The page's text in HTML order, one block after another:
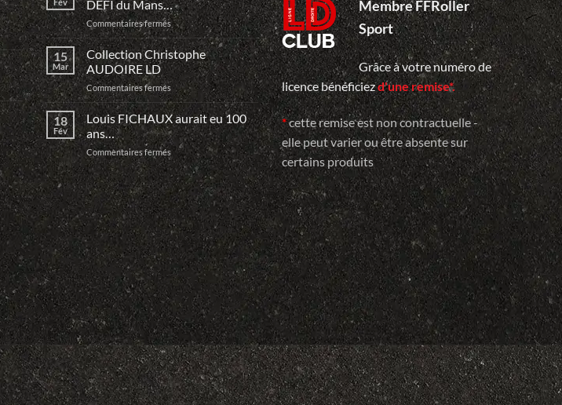
Guo
Dan
Fév
DEFI du Mans…
Commentaires ferméssur
Monte
ta
Team
Relève
le
DEFI
du
Mans…
15
Mar
Collection Christophe
AUDOIRE LD
Commentaires ferméssur
Collection
Christophe
AUDOIRE
LD
18
Fév
Louis FICHAUX aurait eu 100
ans…
Commentaires ferméssur
Louis
FICHAUX
aurait
eu
100
ans…
Membre FFRoller
Sport
Grâce à votre numéro de
licence bénéficiezd'une remise*.
*cette remise est non contractuelle -
elle peut varier ou être absente sur
certains produits